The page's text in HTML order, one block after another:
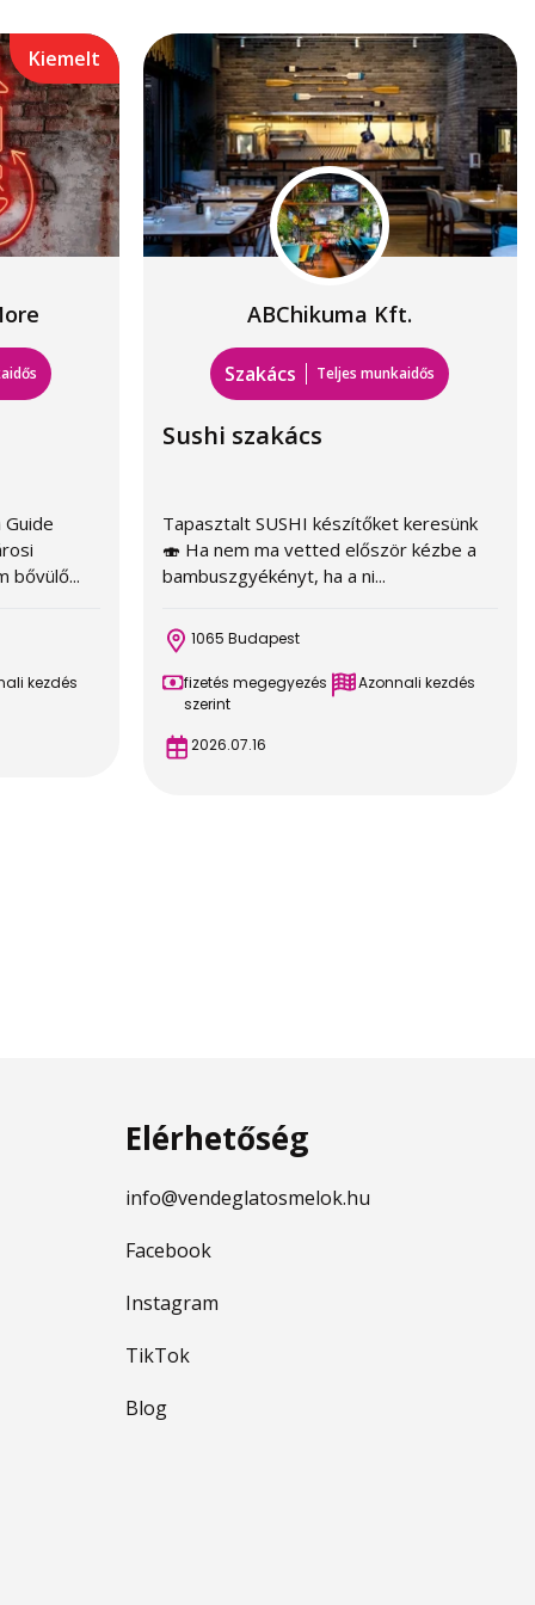
Kiemelt
bővülő...
kezdés
ABChikuma Kft.
Szakács Teljes munkaidős
Sushi szakács
Tapasztalt SUSHI készítőket keresünk
🍣 Ha nem ma vetted először kézbe a
bambuszgyékényt, ha a ni...
1065 Budapest
fizetés megegyezés
szerint
Azonnali kezdés
2026.07.16
Elérhetőség
info@vendeglatosmelok.hu
Facebook
Instagram
TikTok
Blog